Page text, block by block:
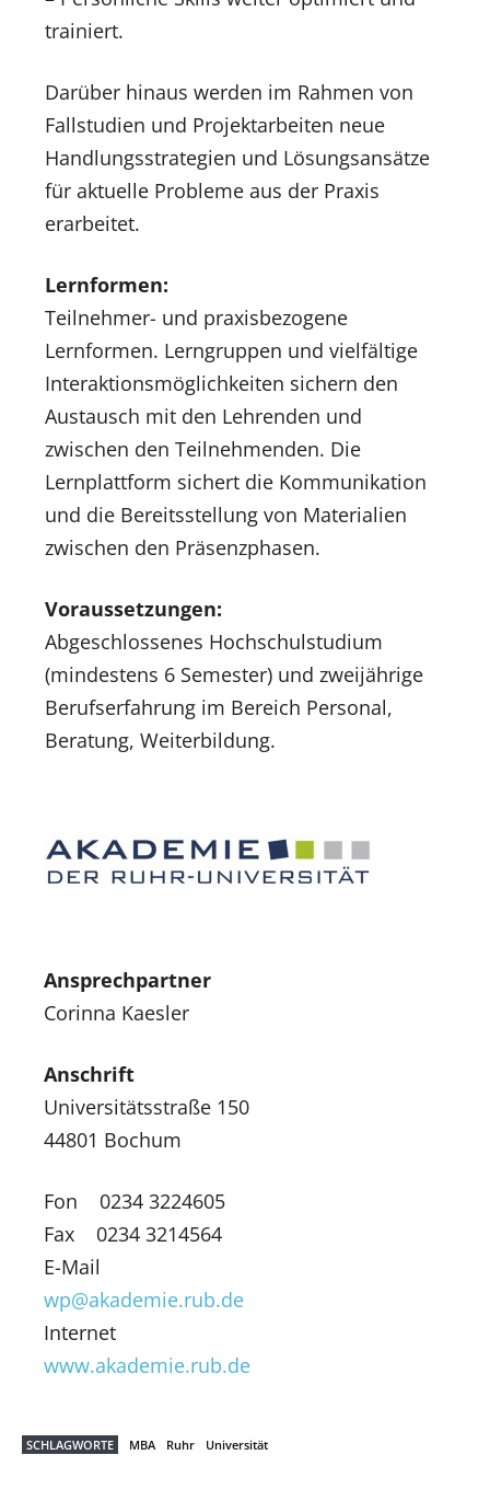
trainiert.
Darüber hinaus werden im Rahmen von
Fallstudien und Projektarbeiten neue
Handlungsstrategien und Lösungsansätze
für aktuelle Probleme aus der Praxis
erarbeitet.
Lernformen:
Teilnehmer- und praxisbezogene
Lernformen. Lerngruppen und vielfältige
Interaktionsmöglichkeiten sichern den
Austausch mit den Lehrenden und
zwischen den Teilnehmenden. Die
Lernplattform sichert die Kommunikation
und die Bereitsstellung von Materialien
zwischen den Präsenzphasen.
Voraussetzungen:
Abgeschlossenes Hochschulstudium
(mindestens 6 Semester) und zweijährige
Berufserfahrung im Bereich Personal,
Beratung, Weiterbildung.
Ansprechpartner
Corinna Kaesler
Anschrift
Universitätsstraße 150
44801 Bochum
Fon 0234 3224605
Fax 0234 3214564
E-Mail
wp@akademie.rub.de
Internet
www.akademie.rub.de
SCHLAGWORTE MBA Ruhr Universität